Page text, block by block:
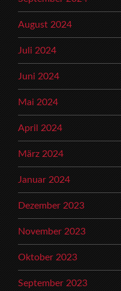
August 2024
Juli 2024
Juni 2024
Mai 2024
April 2024
März 2024
Januar 2024
Dezember 2023
November 2023
Oktober 2023
September 2023